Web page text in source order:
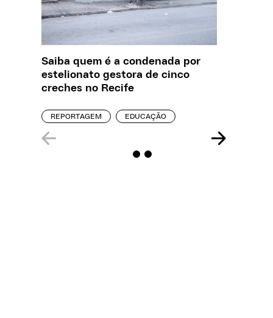
Saiba quem é a condenada por
estelionato gestora de cinco
creches no Recife
REPORTAGEM EDUCAÇÃO